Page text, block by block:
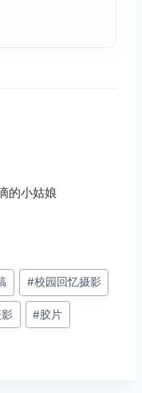
的小姑娘
#校园回忆摄影
#胶片
搜索